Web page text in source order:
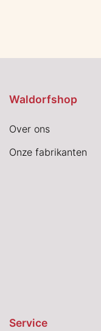
Waldorfshop
Over ons
Onze fabrikanten
Service